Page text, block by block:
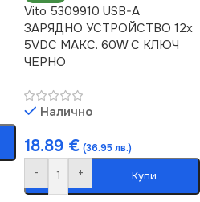
Vito 5309910 USB-A
ЗАРЯДНО УСТРОЙСТВО 12x
5VDC МАКС. 60W С КЛЮЧ
ЧЕРНO
Налично
18.89 € (36.95 лв.)
- + Купи